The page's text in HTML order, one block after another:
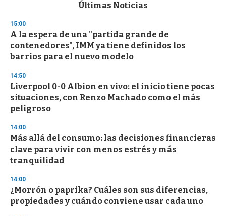
d
s
o
f
3
s
e
c
o
n
d
s
Últimas Noticias
15:00
A la espera de una "partida grande de
contenedores", IMM ya tiene definidos los
barrios para el nuevo modelo
14:50
Liverpool 0-0 Albion en vivo: el inicio tiene pocas
situaciones, con Renzo Machado como el más
peligroso
14:00
Más allá del consumo: las decisiones financieras
clave para vivir con menos estrés y más
tranquilidad
14:00
¿Morrón o paprika? Cuáles son sus diferencias,
propiedades y cuándo conviene usar cada uno